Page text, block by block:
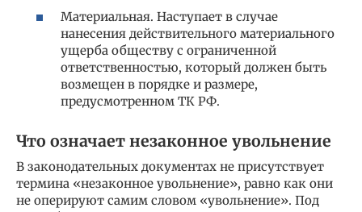
Материальная. Наступает в случае
нанесения действительного материального
ущерба обществу с ограниченной
ответственностью, который должен быть
возмещен в порядке и размере,
предусмотренном ТК РФ.
Что означает незаконное увольнение
В законодательных документах не присутствует
термина «незаконное увольнение», равно как они
не оперируют самим словом «увольнение». Под